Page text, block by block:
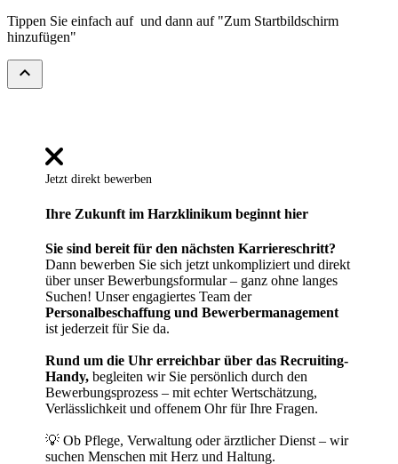
Tippen Sie einfach auf und dann auf "Zum Startbildschirm
hinzufügen"
expand_less
Jetzt direkt bewerben
Ihre Zukunft im Harzklinikum beginnt hier
Sie sind bereit für den nächsten Karriereschritt?
Dann bewerben Sie sich jetzt unkompliziert und direkt
über unser Bewerbungsformular – ganz ohne langes
Suchen! Unser engagiertes Team der
Personalbeschaffung und Bewerbermanagement
ist jederzeit für Sie da.
Rund um die Uhr erreichbar über das Recruiting-
Handy, begleiten wir Sie persönlich durch den
Bewerbungsprozess – mit echter Wertschätzung,
Verlässlichkeit und offenem Ohr für Ihre Fragen.
💡 Ob Pflege, Verwaltung oder ärztlicher Dienst – wir
suchen Menschen mit Herz und Haltung.